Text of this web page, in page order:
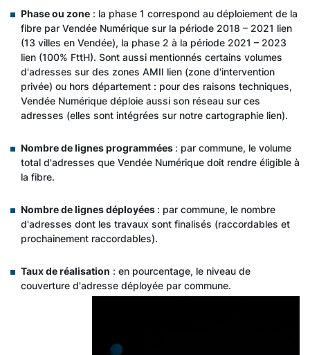
Phase ou zone : la phase 1 correspond au déploiement de la
fibre par Vendée Numérique sur la période 2018 – 2021 lien
(13 villes en Vendée), la phase 2 à la période 2021 – 2023
lien (100% FttH). Sont aussi mentionnés certains volumes
d'adresses sur des zones AMII lien (zone d'intervention
privée) ou hors département : pour des raisons techniques,
Vendée Numérique déploie aussi son réseau sur ces
adresses (elles sont intégrées sur notre cartographie lien).
Nombre de lignes programmées : par commune, le volume
total d'adresses que Vendée Numérique doit rendre éligible à
la fibre.
Nombre de lignes déployées : par commune, le nombre
d'adresses dont les travaux sont finalisés (raccordables et
prochainement raccordables).
Taux de réalisation : en pourcentage, le niveau de
couverture d'adresse déployée par commune.